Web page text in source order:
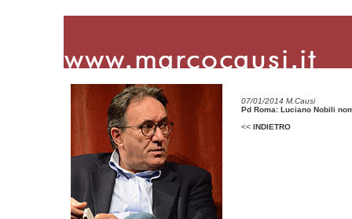
07/01/2014 M.Causi
Pd Roma: Luciano Nobili
<< INDIETRO